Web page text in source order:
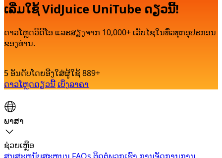
ເລີ່ມໃຊ້ VidJuice UniTube ດຽວນີ້!
ດາວໂຫຼດວິດີໂອ ແລະສຽງຈາກ 10,000+ ເວັບໄຊໃນທົ່ວທຸກອຸປະກອນ
ຂອງທ່ານ.
5 ອັນດັບໂດຍອີງໃສ່ຜູ້ໃຊ້ 889+
ດາວ​ໂຫຼດ​ດຽວ​ນີ້ ເບິ່ງລາຄາ
ພາສາ
ຊ່ວຍເຫຼືອ